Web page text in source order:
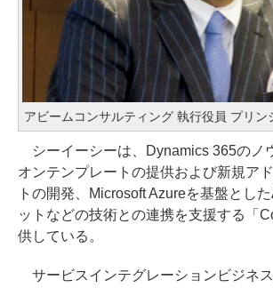
アビームコンサルティング 執行役員 プリン
シーイーシーは、Dynamics 365のノ
オンテンプレートの提供および新規ア
トの開発、Microsoft Azureを基盤とし
ットなどの技術との連携を支援する「
供している。
サービスインテグレーションビジネ